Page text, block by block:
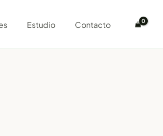
Estudio Contacto